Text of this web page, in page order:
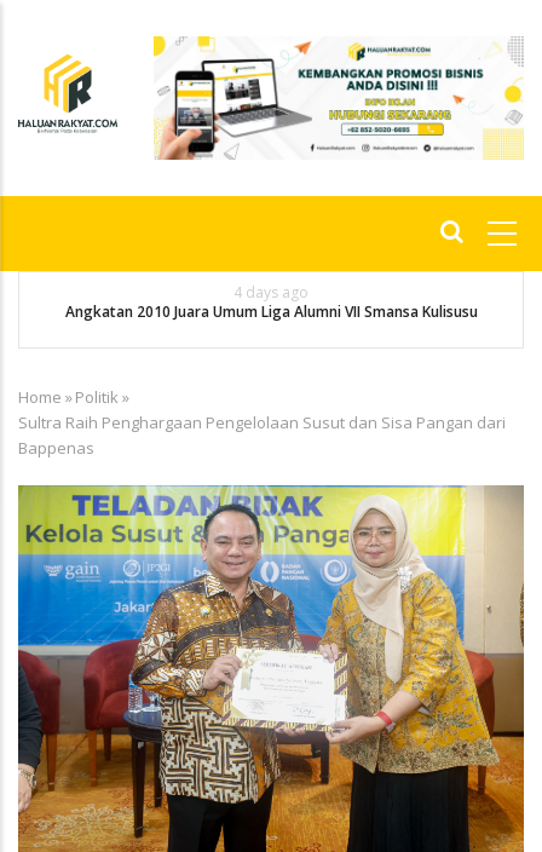
content
4 days ago
Angkatan 2010 Juara Umum Liga Alumni VII Smansa Kulisusu
Breadcrumb
Home »Politik »
Sultra Raih Penghargaan Pengelolaan Susut dan Sisa Pangan dari
Bappenas